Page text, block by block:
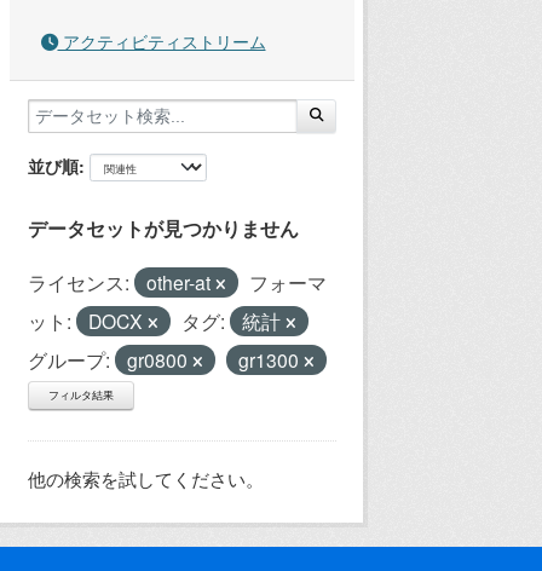
アクティビティストリーム
並び順
データセットが見つかりません
ライセンス: other-at
フォーマ
ット:
DOCX タグ:
統計
グループ:
gr0800 gr1300
フィルタ結果
他の検索を試してください。